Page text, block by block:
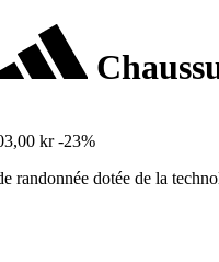
kr -23%
randonnée dotée de la